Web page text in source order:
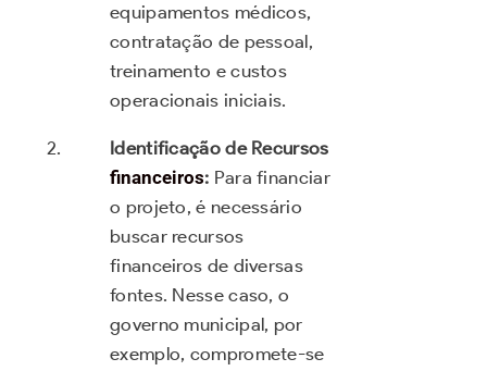
equipamentos médicos,
contratação de pessoal,
treinamento e custos
operacionais iniciais.
Identificação de Recursos
financeiros: Para financiar
o projeto, é necessário
buscar recursos
financeiros de diversas
fontes. Nesse caso, o
governo municipal, por
exemplo, compromete-se